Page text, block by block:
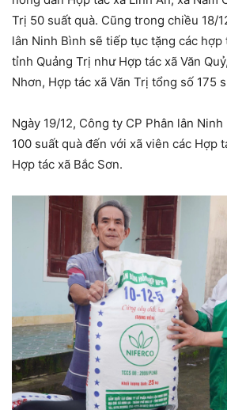
Trị 50 suất quà. Cũng trong chiều 18/
lân Ninh Bình sẽ tiếp tục tặng các hợp
tỉnh Quảng Trị như Hợp tác xã Văn
Nhơn, Hợp tác xã Văn Trị tổng số 175
Ngày 19/12, Công ty CP Phân lân
100 suất quà đến với xã viên các Hợp
Hợp tác xã Bắc Sơn.